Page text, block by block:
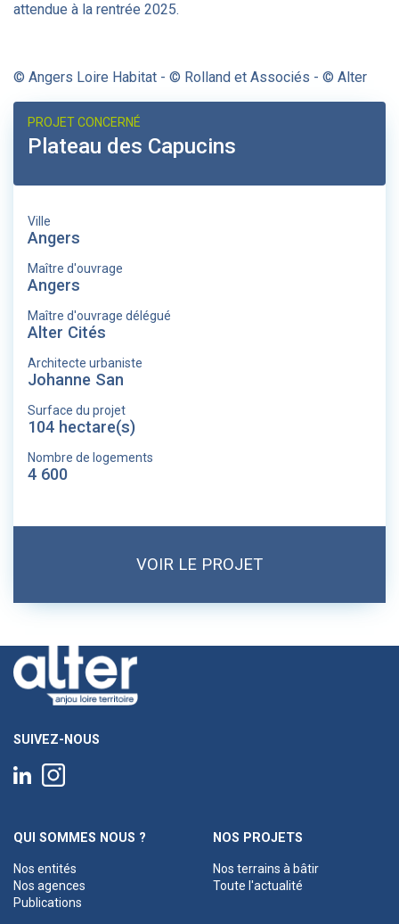
attendue à la rentrée 2025.
© Angers Loire Habitat - © Rolland et Associés - © Alter
PROJET CONCERNÉ
Plateau des Capucins
Ville
Angers
Maître d'ouvrage
Angers
Maître d'ouvrage délégué
Alter Cités
Architecte urbaniste
Johanne San
Surface du projet
104 hectare(s)
Nombre de logements
4 600
VOIR LE PROJET
SUIVEZ-NOUS
QUI SOMMES NOUS ?
Nos entités
Nos agences
Publications
NOS PROJETS
Nos terrains à bâtir
Toute l'actualité